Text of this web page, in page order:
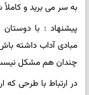
به سر می برید و
پیشنهاد : با دوستان
مبادی آداب داشته
چندان هم مشکل
در ارتباط با طرحی که